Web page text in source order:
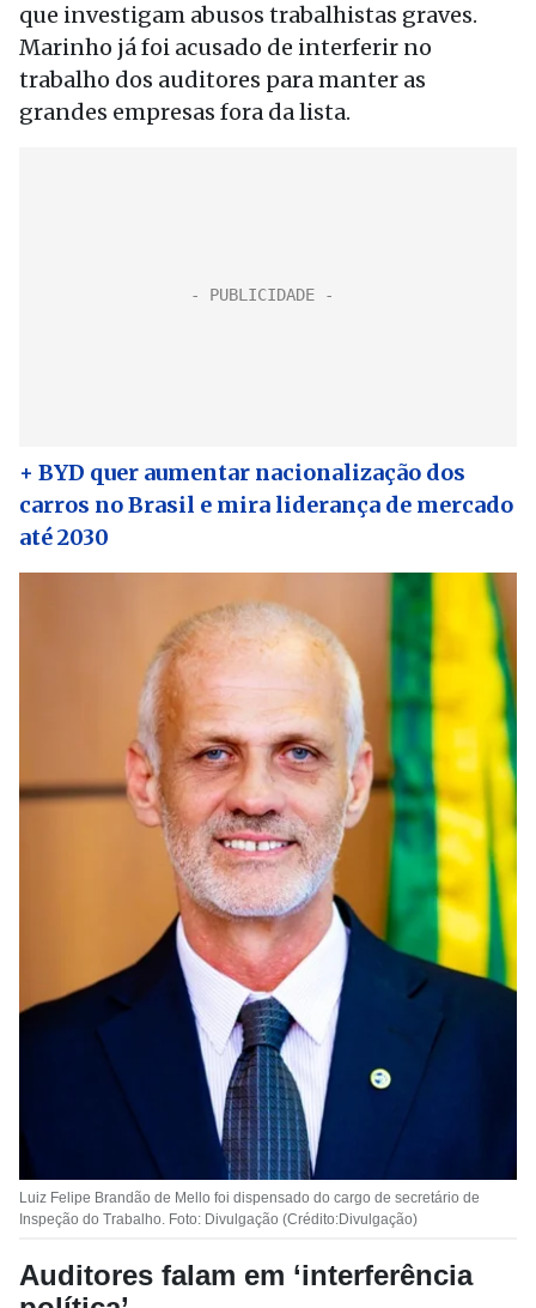
que investigam abusos trabalhistas graves.
Marinho já foi acusado de interferir no
trabalho dos auditores para manter as
grandes empresas fora da lista.
+ BYD quer aumentar nacionalização dos
carros no Brasil e mira liderança de mercado
até 2030
Luiz Felipe Brandão de Mello foi dispensado do cargo de secretário de
Inspeção do Trabalho. Foto: Divulgação (Crédito:Divulgação)
Auditores falam em ‘interferência